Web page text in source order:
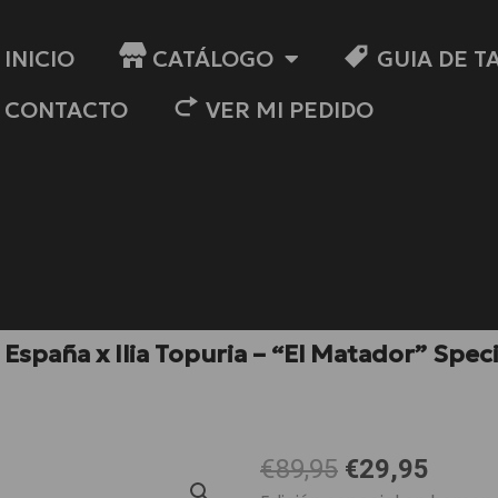
INICIO CATÁLOGO
GUIA DE
CONTACTO
VER MI PEDIDO
x Ilia Topuria – “El Matador”
€89,95 El
€29,95